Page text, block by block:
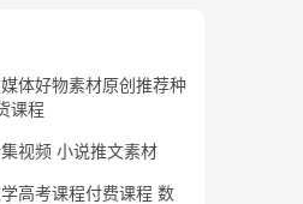
体好物素材原创推荐种
课程
视频 小说推文素材
高考课程付费课程 数